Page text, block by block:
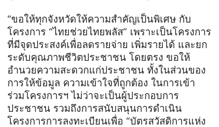
“ขอให้ทุกจังหวัดให้ความสำคัญเป็นพิเศษ กับ
โครงการ “ไทยช่วยไทยพลัส” เพราะเป็นโครงการ
ที่มีจุดประสงค์เพื่อลดรายจ่าย เพิ่มรายได้ และยก
ระดับคุณภาพชีวิตประชาชน โดยตรง ขอให้
อำนวยความสะดวกแก่ประชาชน ทั้งในส่วนของ
การให้ข้อมูล ความเข้าใจที่ถูกต้อง ในการเข้า
ร่วมโครงการฯ ไม่ว่าจะเป็นผู้ประกอบการ
ประชาชน รวมถึงการสนับสนุนการดำเนิน
โครงการการลงทะเบียนเพื่อ “บัตรสวัสดิการแห่ง